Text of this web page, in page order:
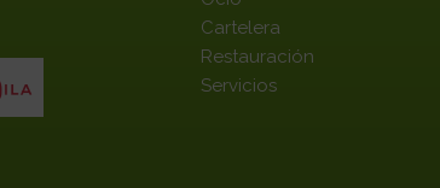
Cartelera
Restauración
Servicios